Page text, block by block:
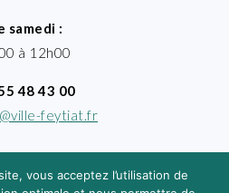
samedi :
à 12h00
48 43 00
feytiat.fr
vous acceptez l’utilisation de